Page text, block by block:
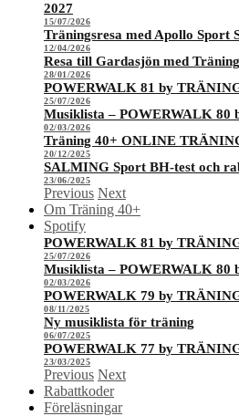
2027
15/07/2026
Träningsresa med Apollo Sport
12/04/2026
Resa till Gardasjön med
28/01/2026
POWERWALK 81 by
25/07/2026
Musiklista – POWERWALK 80
02/03/2026
Träning 40+ ONLINE
20/12/2025
SALMING Sport BH-test och
23/06/2025
Previous Next
Om Träning 40+
Spotify
POWERWALK 81 by
25/07/2026
Musiklista – POWERWALK 80
02/03/2026
POWERWALK 79 by
08/11/2025
Ny musiklista för träning
06/07/2025
POWERWALK 77 by
23/03/2025
Previous Next
Rabattkoder
Föreläsningar